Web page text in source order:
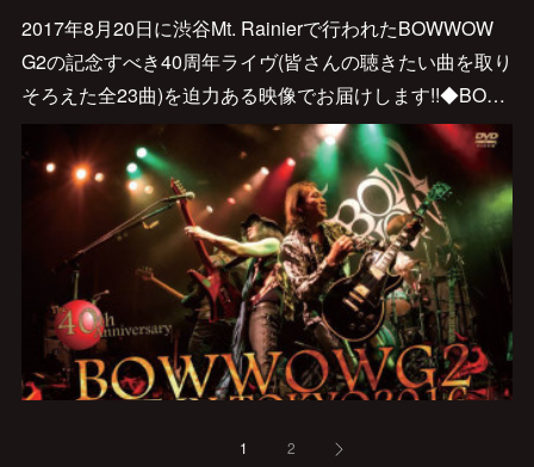
2017年8月20日に渋谷Mt. Rainierで行われたBOWWOW
G2の記念すべき40周年ライヴ(皆さんの聴きたい曲を取り
そろえた全23曲)を迫力ある映像でお届けします!!◆BO…
1 2